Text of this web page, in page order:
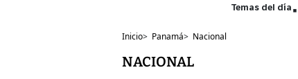
Inicio> Panamá> Nacional
NACIONAL